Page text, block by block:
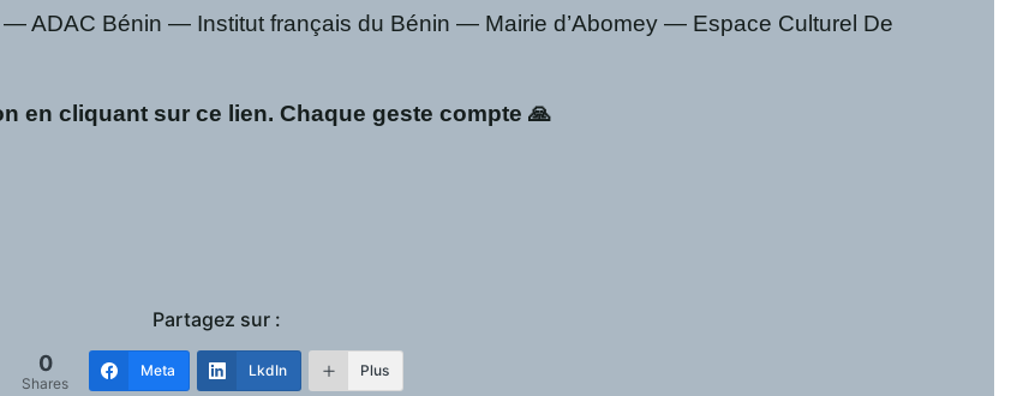
ADAC Bénin — Institut français du Bénin — Mairie d’Abomey — Espace Culturel De
en cliquant sur ce lien. Chaque geste compte 🙏
Partagez sur :
0
Shares
Meta LkdIn Plus